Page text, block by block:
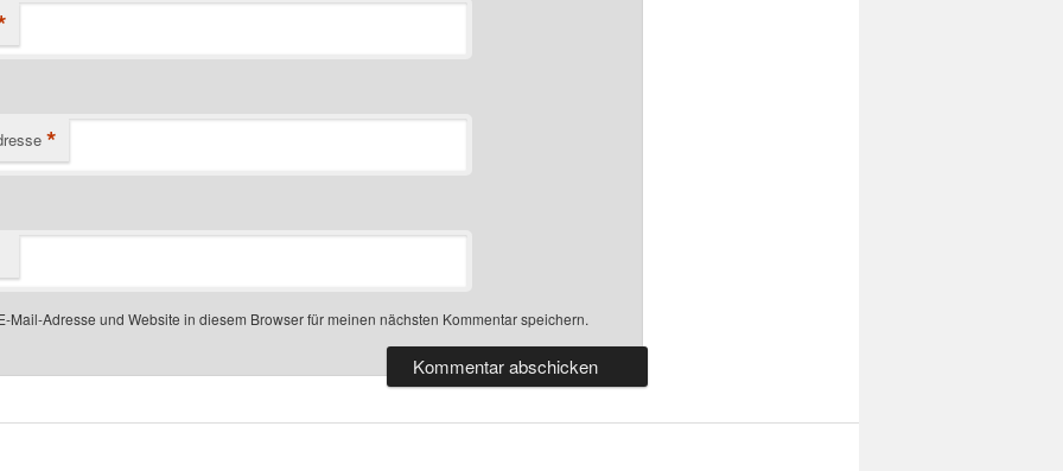
*
Mail-Adresse und Website in diesem Browser für meinen nächsten Kommentar speichern.